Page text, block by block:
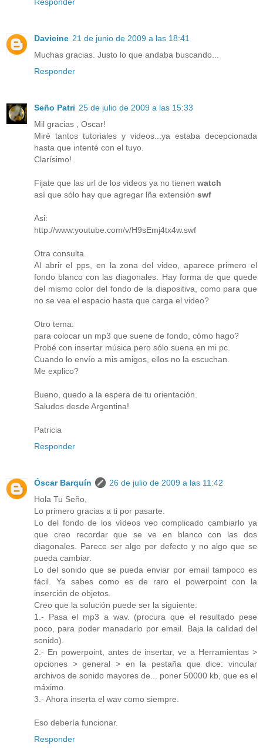
Davicine 21 de junio de 2009 a las 18:41
Muchas gracias. Justo lo que andaba buscando...
Responder
Seño Patri 25 de julio de 2009 a las 15:33
Mil gracias , Oscar!
Miré tantos tutoriales y videos...ya estaba decepcionada
hasta que intenté con el tuyo.
Clarísimo!
Fijate que las url de los videos ya no tienen watch
así que sólo hay que agregar lña extensión swf
Asi:
http://www.youtube.com/v/H9sEmj4tx4w.swf
Otra consulta.
Al abrir el pps, en la zona del video, aparece primero el
fondo blanco con las diagonales. Hay forma de que quede
del mismo color del fondo de la diapositiva, como para que
no se vea el espacio hasta que carga el video?
Otro tema:
para colocar un mp3 que suene de fondo, cómo hago?
Probé con insertar música pero sólo suena en mi pc.
Cuando lo envío a mis amigos, ellos no la escuchan.
Me explico?
Bueno, quedo a la espera de tu orientación.
Saludos desde Argentina!
Patricia
Responder
Óscar Barquín
26 de julio de 2009 a las 11:42
Hola Tu Seño,
Lo primero gracias a ti por pasarte.
Lo del fondo de los vídeos veo complicado cambiarlo ya
que creo recordar que se ve en blanco con las dos
diagonales. Parece ser algo por defecto y no algo que se
pueda cambiar.
Lo del sonido que se pueda enviar por email tampoco es
fácil. Ya sabes como es de raro el powerpoint con la
inserción de objetos.
Creo que la solución puede ser la siguiente:
1.- Pasa el mp3 a wav. (procura que el resultado pese
poco, para poder manadarlo por email. Baja la calidad del
sonido).
2.- En powerpoint, antes de insertar, ve a Herramientas >
opciones > general > en la pestaña que dice: vincular
archivos de sonido mayores de... poner 50000 kb, que es el
máximo.
3.- Ahora inserta el wav como siempre.
Eso debería funcionar.
Responder